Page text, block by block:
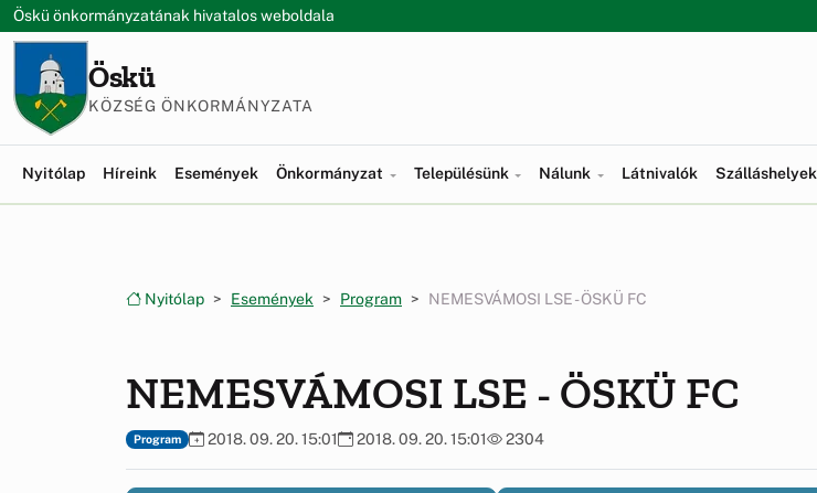
Ugrás a menüre
Ugrás a tartalomra
Öskü önkormányzatának hivatalos weboldala
Öskü
KÖZSÉG ÖNKORMÁNYZATA
Nyitólap Híreink Események Önkormányzat Településünk Nálunk Látnivalók Szálláshelyek
Nyitólap Események Program NEMESVÁMOSI LSE - ÖSKÜ FC
NEMESVÁMOSI LSE - ÖSKÜ FC
Program 2018. 09. 20. 15:01 2018. 09. 20. 15:01 2304